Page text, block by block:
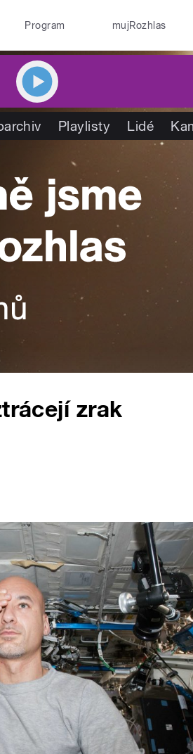
Program mujRozhlas
Playlisty Lidé
zrak